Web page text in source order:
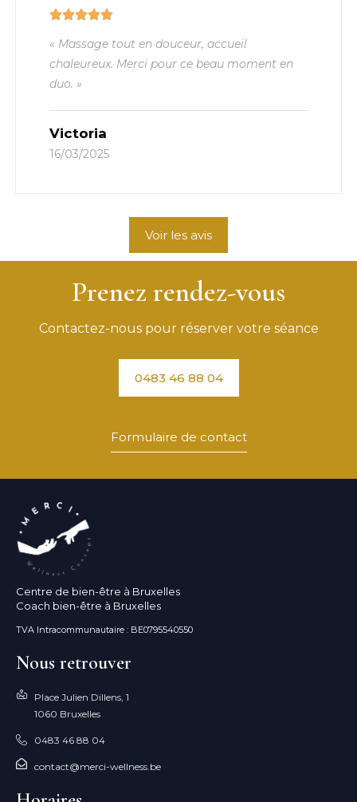
« Massage tout en douceur, accueil
chaleureux. Merci pour ce beau moment en
duo. »
Victoria
16/03/2025
Voir les avis
Prenez rendez-vous
Contactez-nous pour réserver votre séance
0483 46 88 04
Formulaire de contact
Centre de bien-être à Bruxelles
Coach bien-être à Bruxelles
TVA Intracommunautaire : BE0795540550
Nous retrouver
Place Julien Dillens, 1
1060 Bruxelles
0483 46 88 04
contact@merci-wellness.be